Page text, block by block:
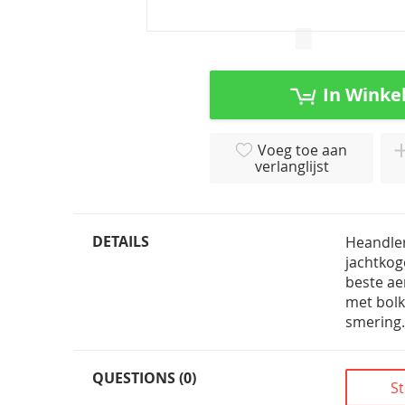
In
Voeg toe aan
verlanglijst
DETAILS
beste
met
smering.
QUESTIONS (0)